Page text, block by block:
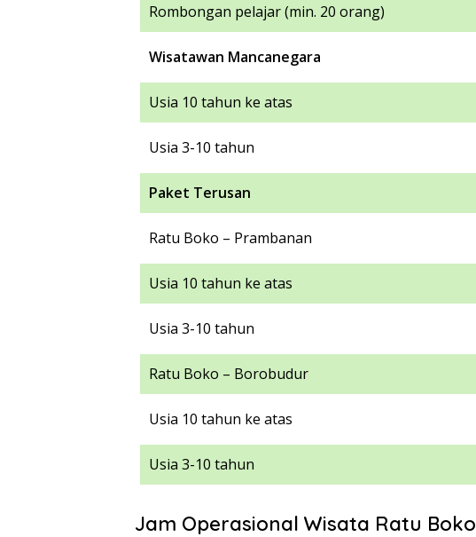
Rombongan pelajar (min. 20 orang)
Wisatawan Mancanegara
Usia 10 tahun ke atas
Usia 3-10 tahun
Paket Terusan
Ratu Boko – Prambanan
Usia 10 tahun ke atas
Usia 3-10 tahun
Ratu Boko – Borobudur
Usia 10 tahun ke atas
Usia 3-10 tahun
Jam Operasional Wisata Ratu Boko